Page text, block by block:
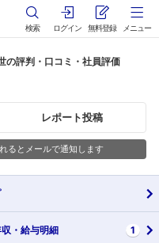
検索 ログイン 無料登録 メニュー
の評判・口コミ・社員評価
レポート投稿
るとメールで通知します
・ 給与明細 1